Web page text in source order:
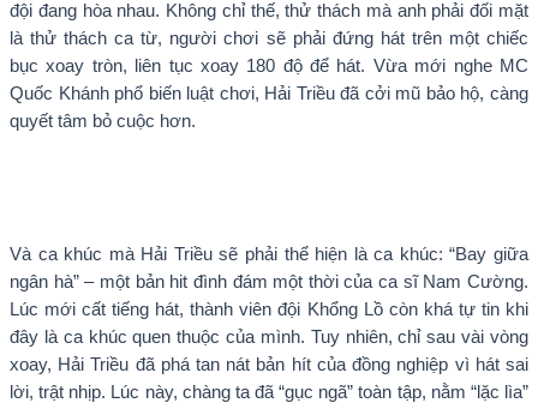
đội đang hòa nhau. Không chỉ thế, thử thách mà anh phải đối mặt
là thử thách ca từ, người chơi sẽ phải đứng hát trên một chiếc
bục xoay tròn, liên tục xoay 180 độ để hát. Vừa mới nghe MC
Quốc Khánh phổ biến luật chơi, Hải Triều đã cởi mũ bảo hộ, càng
quyết tâm bỏ cuộc hơn.
Và ca khúc mà Hải Triều sẽ phải thể hiện là ca khúc: “Bay giữa
ngân hà” – một bản hit đình đám một thời của ca sĩ Nam Cường.
Lúc mới cất tiếng hát, thành viên đội Khổng Lồ còn khá tự tin khi
đây là ca khúc quen thuộc của mình. Tuy nhiên, chỉ sau vài vòng
xoay, Hải Triều đã phá tan nát bản hít của đồng nghiệp vì hát sai
lời, trật nhịp. Lúc này, chàng ta đã “gục ngã” toàn tập, nằm “lặc lìa”